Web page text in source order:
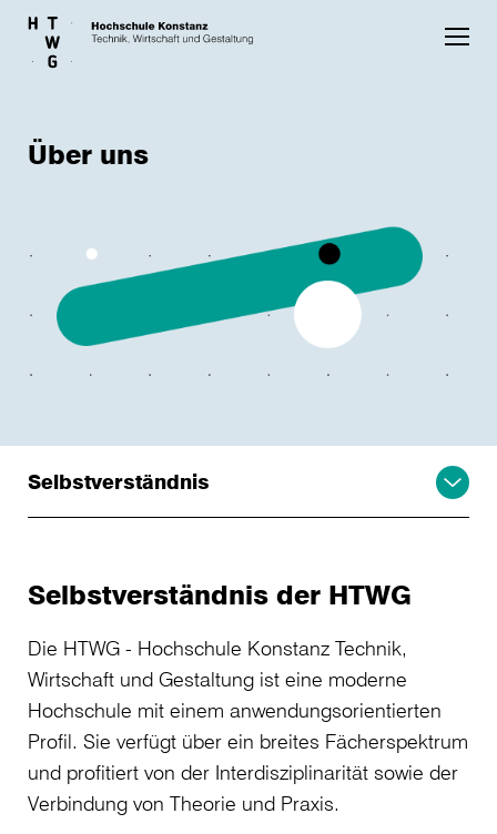
Skip to main content
Über uns
Selbstverständnis
Selbstverständnis der HTWG
Die HTWG - Hochschule Konstanz Technik,
Wirtschaft und Gestaltung ist eine moderne
Hochschule mit einem anwendungsorientierten
Profil. Sie verfügt über ein breites Fächerspektrum
und profitiert von der Interdisziplinarität sowie der
Verbindung von Theorie und Praxis.